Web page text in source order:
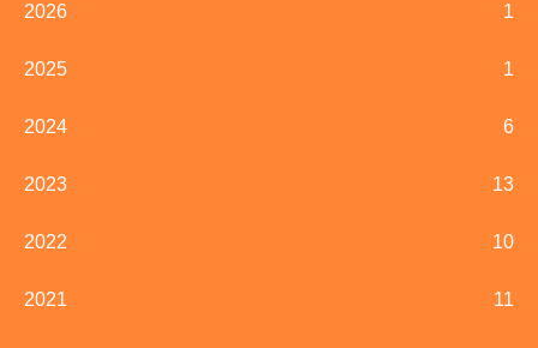
2026 1
2025 1
2024 6
2023 13
2022 10
2021 11